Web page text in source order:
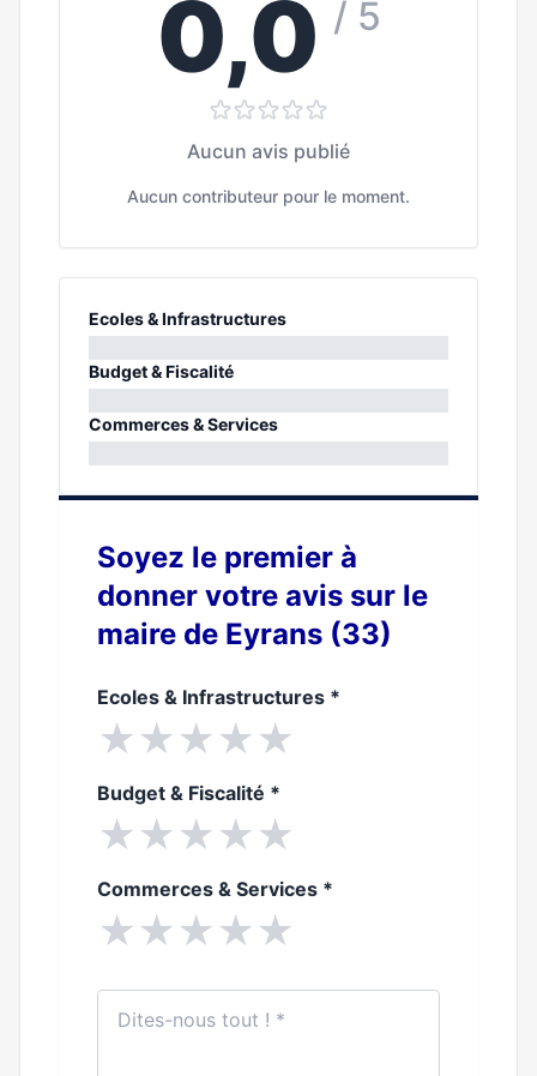
0,0 / 5
Aucun avis publié
Aucun contributeur pour le moment.
Ecoles & Infrastructures
0%
Budget & Fiscalité
0%
Commerces & Services
Soyez le premier à
donner votre avis sur le
maire de Eyrans (33)
Ecoles & Infrastructures *
★★★★★
Budget & Fiscalité *
★★★★★
Commerces & Services *
★★★★★